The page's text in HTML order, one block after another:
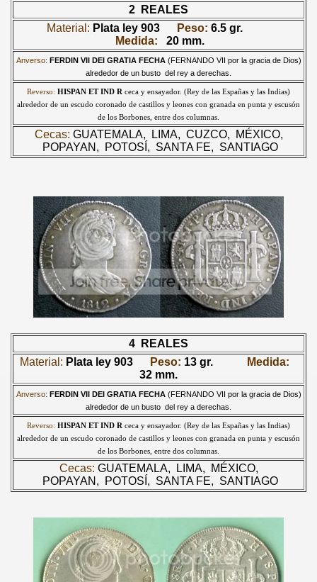
2 REALES
Material: Plata ley 903Peso: 6.5 gr.
Medida: 20 mm.
Anverso: FERDIN VII DEI GRATIA FECHA(FERNANDO VII por la gracia de Dios)
alrededor de un busto del rey a derechas.
Reverso: HISPAN ET IND R ceca y ensayador. (Rey de las Españas y las Indias)
alrededor de un escudo coronado de castillos y leones con granada en punta y escusón
de los Borbones, entre dos columnas.
Cecas: GUATEMALA, LIMA, CUZCO, MÉXICO,
POPAYAN,
POTOSÍ, SANTA FE, SANTIAGO
4 REALES
Material: Plata ley 903Peso: 13 gr.
Medida:
32 mm.
Anverso: FERDIN VII DEI GRATIA FECHA(FERNANDO VII por la gracia de Dios)
alrededor de un busto del rey a derechas.
Reverso: HISPAN ET IND R ceca y ensayador. (Rey de las Españas y las Indias)
alrededor de un escudo coronado de castillos y leones con granada en punta y escusón
de los Borbones, entre dos columnas.
Cecas: GUATEMALA, LIMA,
MÉXICO,
POPAYAN,
POTOSÍ, SANTA FE, SANTIAGO